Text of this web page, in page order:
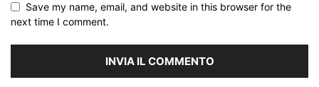
Save my name, email, and website in this browser for the
next time I comment.